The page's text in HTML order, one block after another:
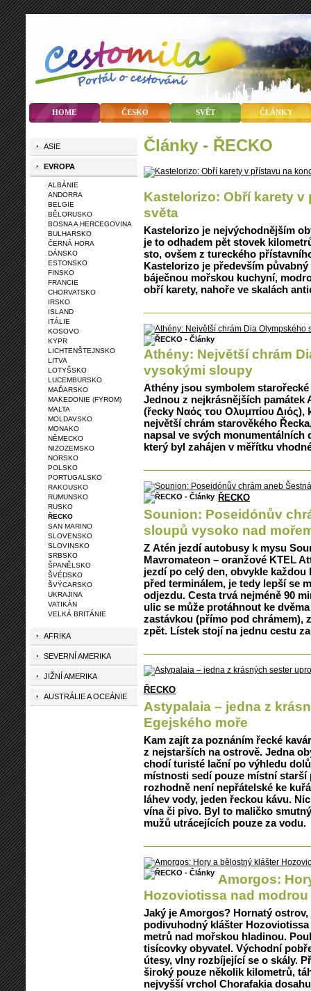
HOME ČESKO SVĚT ČLÁNKY
články - ŘECKO
Kastelorizo: Obří karety
světa
Kastelorizo je nejvýchodnějším
je to odhadem pět stovek
sto, ovšem z tureckého
Kastelorizo je především
báječnou mořskou kuchyní,
obří karety, nahoře ve skalách
Athény: Největší chrám
vysokými sloupy
Athény jsou symbolem
Jednou z nejkrásnějších památek
(řecky Ναός του Ολυμπίου
největší chrám starověkého
napsal ve svých monumentálních
který byl zahájen v měřítku
ŘECKO
Sounion: Poseidónův
sloupů vysoko nad
Z Atén jezdí autobusy k mysu
Mavromateon – oranžové KTEL
jezdí po celý den, obvykle
před terminálem, je tedy lepší se
odjezdu. Cesta trvá nejméně 90
ulic se může protáhnout ke
zastávkou (přímo pod chrámem),
zpět. Lístek stojí na jednu cestu
ŘECKO
Astypalaia – jedna z
Egejského moře
Kam zajít za poznáním řecké
z nejstarších na ostrově. Jedna
chodí turisté lační po výhledu
místnosti sedí pouze místní starší
rozhodně není nepřátelské ke
láhev vody, jeden řeckou kávu.
vína či pivo. Byl to maličko
mužů utrácejících pouze za vodu.
Amorgos:
Hozoviotissa nad
Jaký je Amorgos? Hornatý
podivuhodný klášter
metrů nad mořskou hladinou.
tisícovky obyvatel. Východní
útesy, vlny rozbíjející se o skály.
široký pouze několik kilometrů,
nejvyšší vrchol Chorafakia
ASIE
EVROPA
ALBÁNIE
ANDORRA
BELGIE
BĚLORUSKO
BOSNA A HERCEGOVINA
BULHARSKO
ČERNÁ HORA
DÁNSKO
ESTONSKO
FINSKO
FRANCIE
CHORVATSKO
IRSKO
ISLAND
ITÁLIE
KOSOVO
KYPR
LICHTENŠTEJNSKO
LITVA
LOTYŠSKO
LUCEMBURSKO
MAĎARSKO
MAKEDONIE (FYROM)
MALTA
MOLDAVSKO
MONAKO
NĚMECKO
NIZOZEMSKO
NORSKO
POLSKO
PORTUGALSKO
RAKOUSKO
RUMUNSKO
RUSKO
ŘECKO
SAN MARINO
SLOVENSKO
SLOVINSKO
SRBSKO
ŠPANĚLSKO
ŠVÉDSKO
ŠVÝCARSKO
UKRAJINA
VATIKÁN
VELKÁ BRITÁNIE
AFRIKA
SEVERNÍ AMERIKA
JIŽNÍ AMERIKA
AUSTRÁLIE A OCEÁNIE